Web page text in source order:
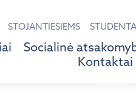
STOJANTIESIEMS
Socialinė
Kontaktai